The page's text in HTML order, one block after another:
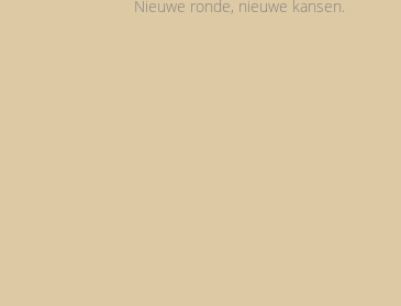
Nieuwe ronde, nieuwe kansen.